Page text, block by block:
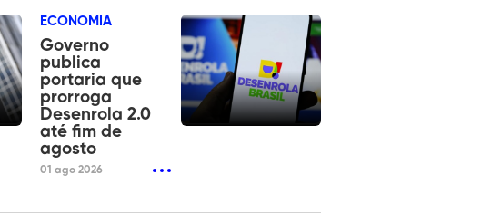
ECONOMIA
Governo
publica
portaria que
prorroga
Desenrola 2.0
até fim de
agosto
01 ago 2026